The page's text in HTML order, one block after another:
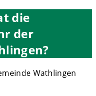
die
der
Wathlingen